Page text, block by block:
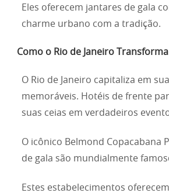
Eles oferecem jantares de gala
charme urbano com a tradição.
Como o Rio de Janeiro
O Rio de Janeiro capitaliza em
memoráveis. Hotéis de frente
suas ceias em verdadeiros
O icônico Belmond Copacabana
de gala são mundialmente
Estes estabelecimentos